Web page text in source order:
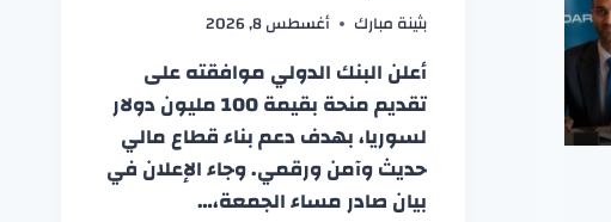
بثينة مبارك أغسطس 8, 2026
أعلن البنك الدولي موافقته على
تقديم منحة بقيمة 100 مليون دولار
لسوريا، بهدف دعم بناء قطاع مالي
حديث وآمن ورقمي. وجاء الإعلان في
بيان صادر مساء الجمعة،…